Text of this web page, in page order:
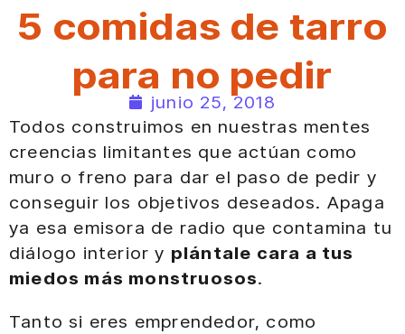
5 comidas de tarro
para no pedir
junio 25, 2018
Todos construimos en nuestras mentes
creencias limitantes que actúan como
muro o freno para dar el paso de pedir y
conseguir los objetivos deseados. Apaga
ya esa emisora de radio que contamina tu
diálogo interior y plántale cara a tus
miedos más monstruosos.
Tanto si eres emprendedor, como